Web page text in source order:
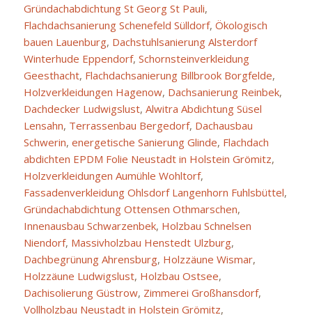
Gründachabdichtung St Georg St Pauli,
Flachdachsanierung Schenefeld Sülldorf, Ökologisch
bauen Lauenburg, Dachstuhlsanierung Alsterdorf
Winterhude Eppendorf, Schornsteinverkleidung
Geesthacht, Flachdachsanierung Billbrook Borgfelde,
Holzverkleidungen Hagenow, Dachsanierung Reinbek,
Dachdecker Ludwigslust, Alwitra Abdichtung Süsel
Lensahn, Terrassenbau Bergedorf, Dachausbau
Schwerin, energetische Sanierung Glinde, Flachdach
abdichten EPDM Folie Neustadt in Holstein Grömitz,
Holzverkleidungen Aumühle Wohltorf,
Fassadenverkleidung Ohlsdorf Langenhorn Fuhlsbüttel,
Gründachabdichtung Ottensen Othmarschen,
Innenausbau Schwarzenbek, Holzbau Schnelsen
Niendorf, Massivholzbau Henstedt Ulzburg,
Dachbegrünung Ahrensburg, Holzzäune Wismar,
Holzzäune Ludwigslust, Holzbau Ostsee,
Dachisolierung Güstrow, Zimmerei Großhansdorf,
Vollholzbau Neustadt in Holstein Grömitz,